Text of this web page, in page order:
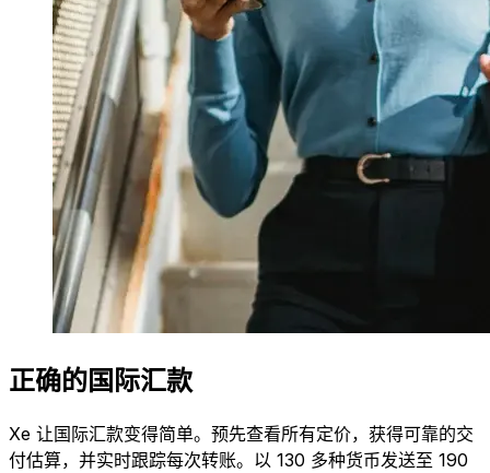
正确的国际汇款
Xe 让国际汇款变得简单。预先查看所有定价，获得可靠的交
付估算，并实时跟踪每次转账。以 130 多种货币发送至 190